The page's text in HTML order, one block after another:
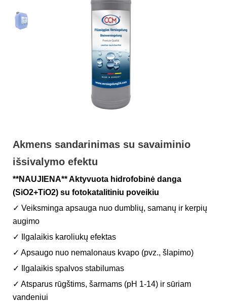
Akmens sandarinimas su savaiminio
išsivalymo efektu
**NAUJIENA**Aktyvuota hidrofobinė danga
(SiO2+TiO2) su fotokatalitiniu poveikiu
✓ Veiksminga apsauga nuo dumblių, samanų ir kerpių
augimo
✓ Ilgalaikis karoliukų efektas
✓ Apsaugo nuo nemalonaus kvapo (pvz., šlapimo)
✓ Ilgalaikis spalvos stabilumas
✓ Atsparus rūgštims, šarmams (pH 1-14) ir sūriam
vandeniui